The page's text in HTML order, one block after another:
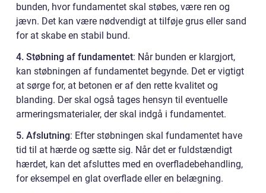
bunden, hvor fundamentet skal støbes, være ren og
jævn. Det kan være nødvendigt at tilføje grus eller sand
for at skabe en stabil bund.
4. Støbning af fundamentet: Når bunden er klargjort,
kan støbningen af fundamentet begynde. Det er vigtigt
at sørge for, at betonen er af den rette kvalitet og
blanding. Der skal også tages hensyn til eventuelle
armeringsmaterialer, der skal indgå i fundamentet.
5. Afslutning: Efter støbningen skal fundamentet have
tid til at hærde og sætte sig. Når det er fuldstændigt
hærdet, kan det afsluttes med en overfladebehandling,
for eksempel en glat overflade eller en belægning.